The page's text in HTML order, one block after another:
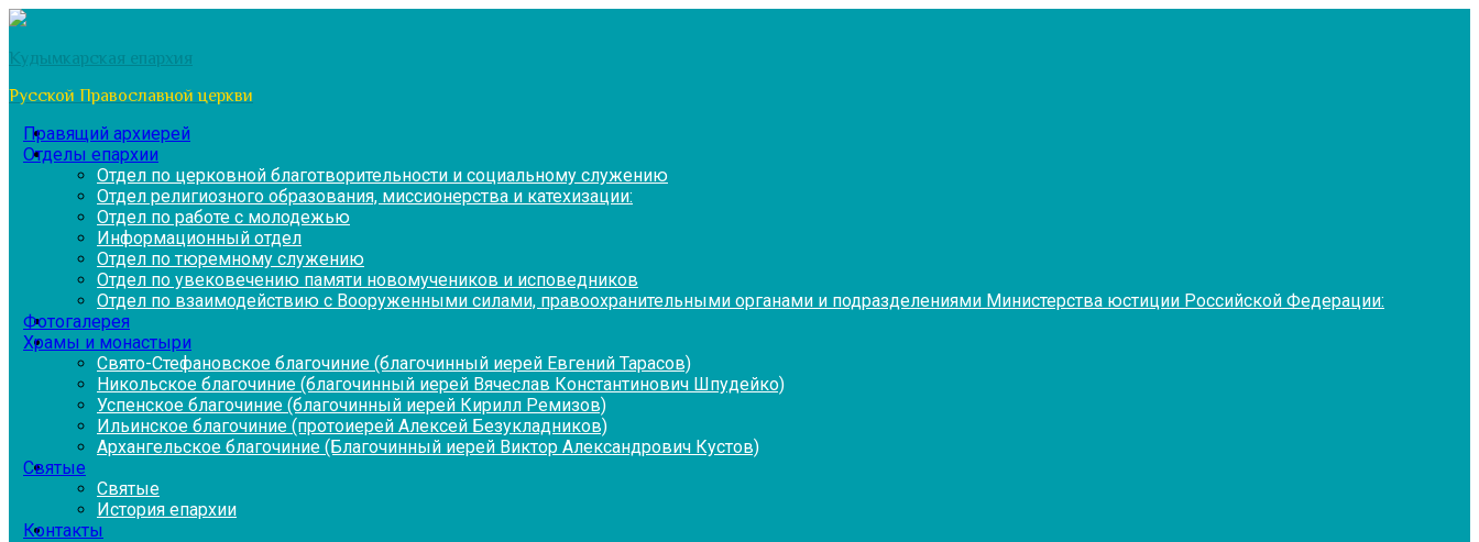
Перейти
содержимому
Кудымкарская епархия
Русской Православной церкви
Правящий архиерей
Отделы епархии
Отдел по церковной благотворительности и социальному служению
Отдел религиозного образования, миссионерства и катехизации:
Отдел по работе с молодежью
Информационный отдел
Отдел по тюремному служению
Отдел по увековечению памяти новомучеников и исповедников
Отдел по взаимодействию с Вооруженными силами, правоохранительными органами и подразделениями Министерства юстиции Российской Федерации:
Фотогалерея
Храмы и монастыри
Свято-Стефановское благочиние (благочинный иерей Евгений Тарасов)
Никольское благочиние (благочинный иерей Вячеслав Константинович Шпудейко)
Успенское благочиние (благочинный иерей Кирилл Ремизов)
Ильинское благочиние (протоиерей Алексей Безукладников)
Архангельское благочиние (Благочинный иерей Виктор Александрович Кустов)
Святые
Святые
История епархии
Контакты